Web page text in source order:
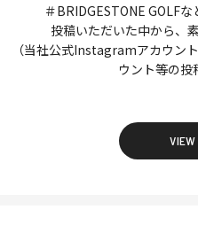
＃BRIDGESTONE GOLF
投稿いただいた中から、
（当社公式Instagramアカウン
ウント等の投
VIEW